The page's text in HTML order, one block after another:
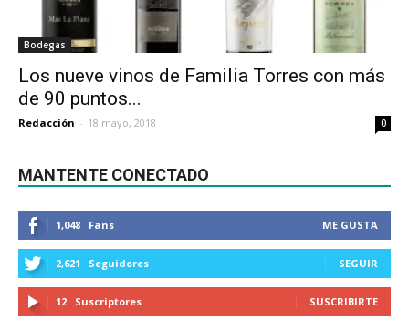
Bodegas
Los nueve vinos de Familia Torres con más
de 90 puntos...
Redacción - 18 mayo, 2018 0
MANTENTE CONECTADO
1,048 Fans ME GUSTA
2,621 Seguidores SEGUIR
12 Suscriptores SUSCRIBIRTE